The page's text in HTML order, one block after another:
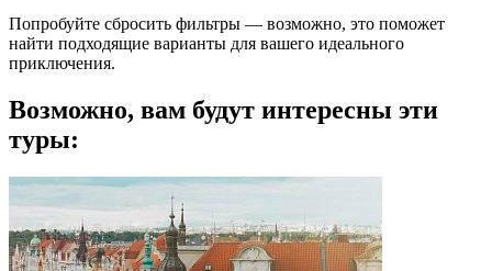
Попробуйте сбросить фильтры — возможно, это поможет
найти подходящие варианты для вашего идеального
приключения.
Возможно, вам будут интересны эти
туры: